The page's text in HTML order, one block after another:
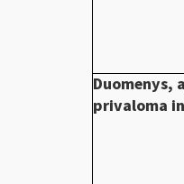
Duomenys,
privaloma